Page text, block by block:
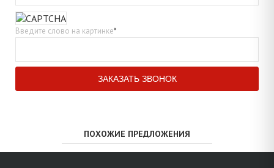
Введите слово на картинке*
ПОХОЖИЕ ПРЕДЛОЖЕНИЯ